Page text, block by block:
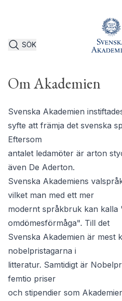
SÖK
Om Akademien
Svenska Akademien
syfte att främja det svenska
Eftersom
antalet ledamöter är arton
även De Aderton.
Svenska Akademiens
vilket man med ett mer
modernt språkbruk kan kalla
omdömesförmåga". Till det
Svenska Akademien är mest
nobelpristagarna i
litteratur. Samtidigt är
femtio priser
och stipendier som